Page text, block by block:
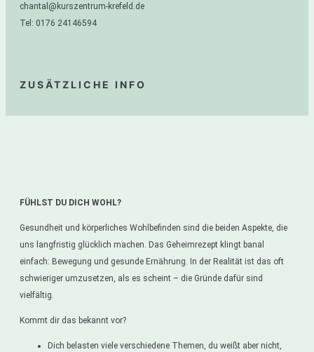
chantal@kurszentrum-krefeld.de
Tel: 0176 24146594
ZUSÄTZLICHE INFO
FÜHLST DU DICH WOHL?
Gesundheit und körperliches Wohlbefinden sind die beiden Aspekte, die
uns langfristig glücklich machen. Das Geheimrezept klingt banal
einfach: Bewegung und gesunde Ernährung. In der Realität ist das oft
schwieriger umzusetzen, als es scheint – die Gründe dafür sind
vielfältig.
Kommt dir das bekannt vor?
Dich belasten viele verschiedene Themen, du weißt aber nicht,